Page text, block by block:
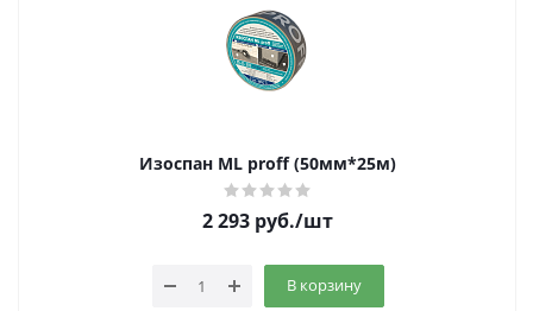
Изоспан ML proff (50мм*25м)
2 293 руб./шт
В корзину